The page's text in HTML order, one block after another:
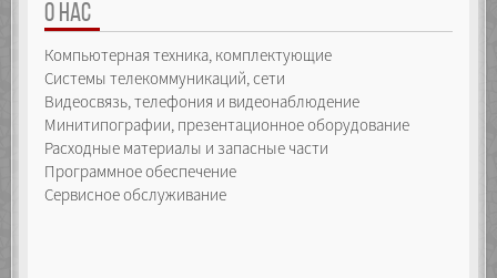
О НАС
Компьютерная техника, комплектующие
Системы телекоммуникаций, сети
Видеосвязь, телефония и видеонаблюдение
Минитипографии, презентационное оборудование
Расходные материалы и запасные части
Программное обеспечение
Сервисное обслуживание